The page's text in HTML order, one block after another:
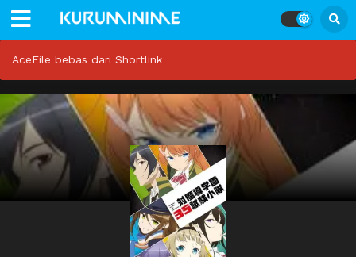
AceFile bebas dari Shortlink